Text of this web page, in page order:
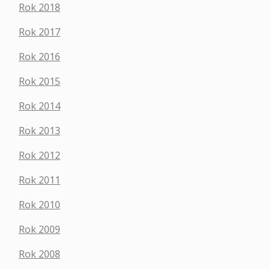
Rok 2018
Rok 2017
Rok 2016
Rok 2015
Rok 2014
Rok 2013
Rok 2012
Rok 2011
Rok 2010
Rok 2009
Rok 2008